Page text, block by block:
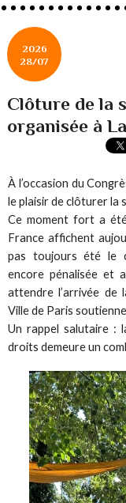
2026
28/07
Clôture de la
organisée à
À l’occasion du
le plaisir de clôturer la
Ce moment fort a
France affichent
pas toujours été le
encore pénalisée et
attendre l’arrivée de
Ville de Paris
Un rappel salutaire :
droits demeure un